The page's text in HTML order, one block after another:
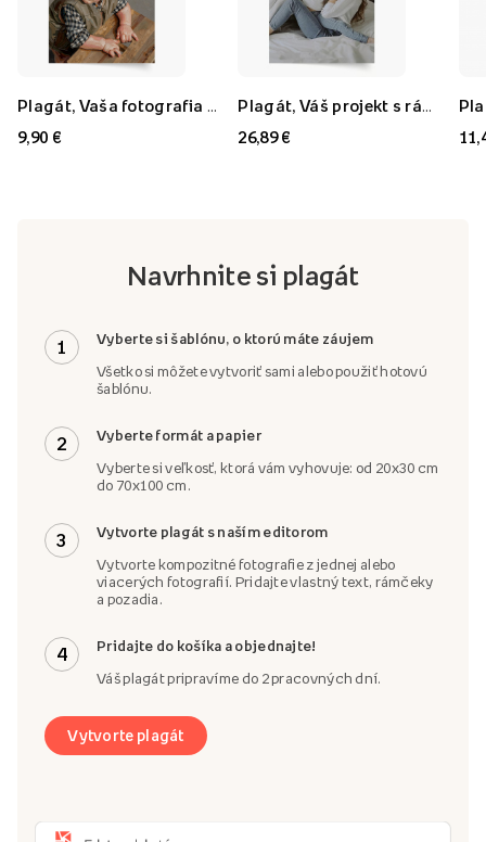
9,90 €
26,89 €
Navrhnite si plagát
1 Vyberte si šablónu, o ktorú máte záujem
Všetko si môžete vytvoriť sami alebo použiť hotovú
šablónu.
2 Vyberte formát a papier
Vyberte si veľkosť, ktorá vám vyhovuje: od 20x30 cm
do 70x100 cm.
3 Vytvorte plagát s naším editorom
Vytvorte kompozitné fotografie z jednej alebo
viacerých fotografií. Pridajte vlastný text, rámčeky
a pozadia.
4 Pridajte do košíka a objednajte!
Váš plagát pripravíme do 2 pracovných dní.
Vytvorte plagát